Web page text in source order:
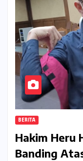
BERITA
Hakim Heru
Banding